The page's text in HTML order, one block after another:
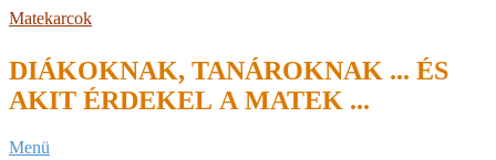
Skip
content
Matekarcok
DIÁKOKNAK, TANÁROKNAK ... ÉS
AKIT ÉRDEKEL A MATEK ...
Secondary
Menü